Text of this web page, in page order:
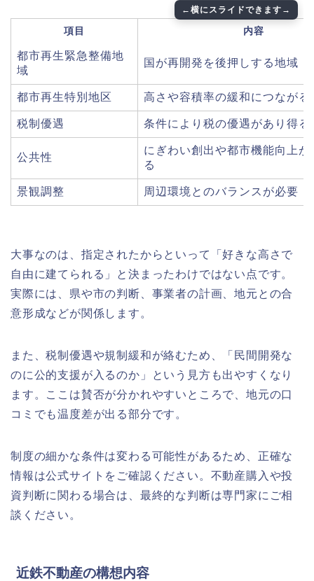
項目 内容
都市再生緊急整備地
域
国が再開発を後押しする地域
都市再生特別地区 高さや容積率の緩和につながる
税制優遇 条件により税の優遇があり得る
公共性
にぎわい創出や都市機能向上が
る
景観調整 周辺環境とのバランスが必要
大事なのは、指定されたからといって「好きな高さで
自由に建てられる」と決まったわけではない点です。
実際には、県や市の判断、事業者の計画、地元との合
意形成などが関係します。
また、税制優遇や規制緩和が絡むため、「民間開発な
のに公的支援が入るのか」という見方も出やすくなり
ます。ここは賛否が分かれやすいところで、地元の口
コミでも温度差が出る部分です。
制度の細かな条件は変わる可能性があるため、正確な
情報は公式サイトをご確認ください。不動産購入や投
資判断に関わる場合は、最終的な判断は専門家にご相
談ください。
近鉄不動産の構想内容